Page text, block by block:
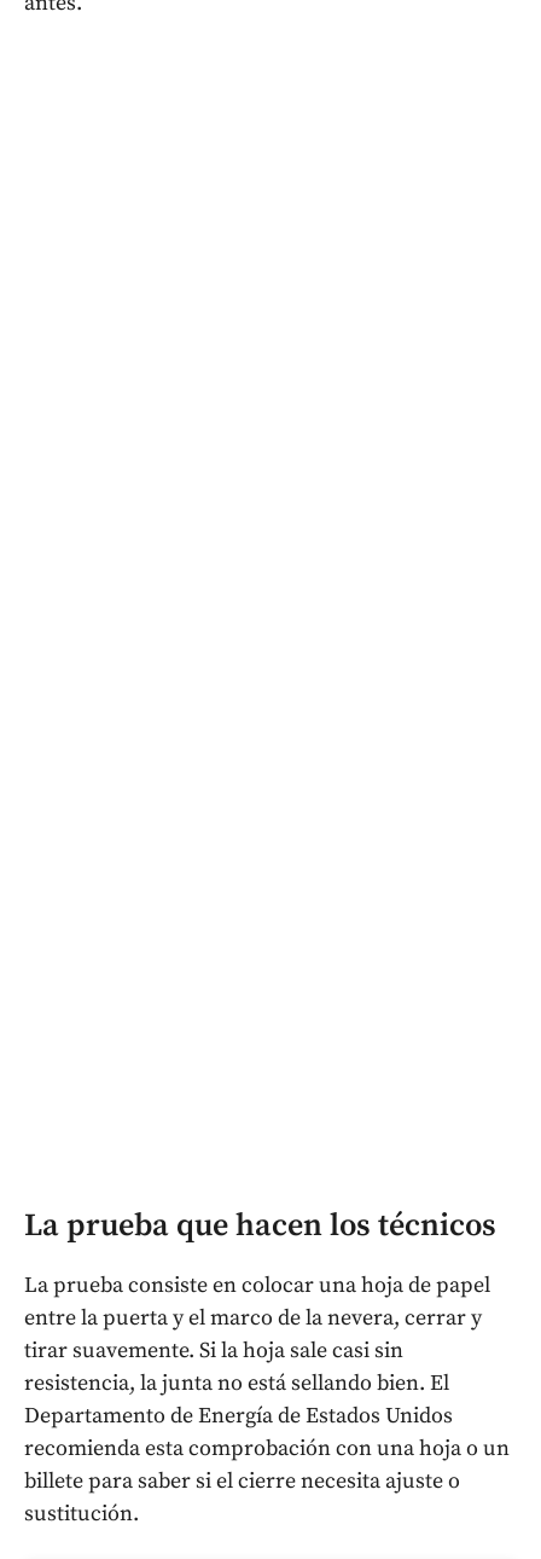
La prueba que hacen los técnicos
La prueba consiste en colocar una hoja de papel
entre la puerta y el marco de la nevera, cerrar y
tirar suavemente. Si la hoja sale casi sin
resistencia, la junta no está sellando bien. El
Departamento de Energía de Estados Unidos
recomienda esta comprobación con una hoja o un
billete para saber si el cierre necesita ajuste o
sustitución.